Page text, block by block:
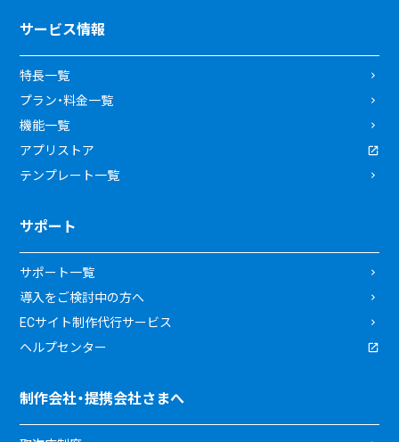
サービス情報
特長一覧
プラン・料金一覧
機能一覧
アプリストア
テンプレート一覧
サポート
サポート一覧
導入をご検討中の方へ
ECサイト制作代行サービス
ヘルプセンター
制作会社・提携会社さまへ